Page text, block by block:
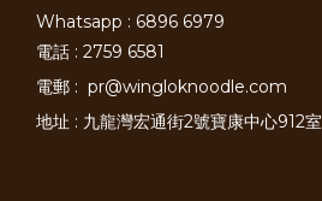
Whatsapp : 6896 6979
電話 : 2759 6581
電郵 : pr@wingloknoodle.com
地址 : 九龍灣宏通街2號寶康中心912室